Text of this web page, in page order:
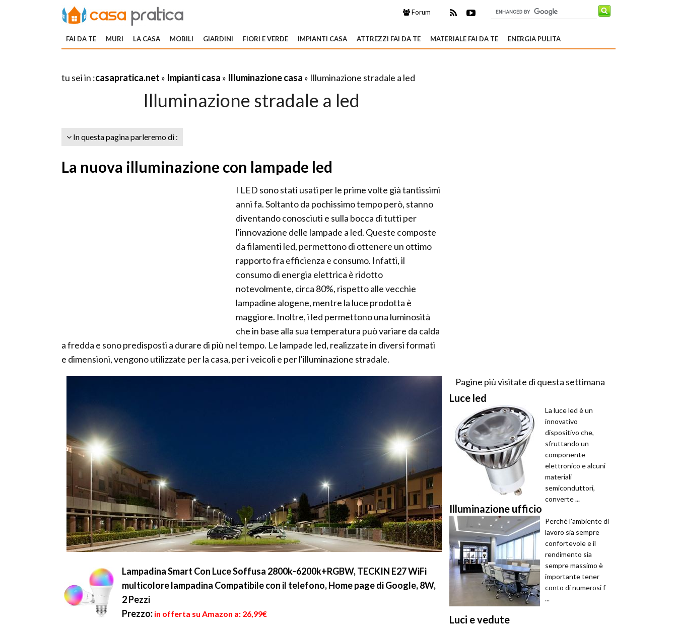
Forum
FAI DA TE MURI LA CASA MOBILI GIARDINI FIORI E VERDE IMPIANTI CASA ATTREZZI FAI DA TE MATERIALE FAI DA TE ENERGIA PULITA
tu sei in :casapratica.net » Impianti casa » Illuminazione casa » Illuminazione stradale a led
Illuminazione stradale a led
In questa pagina parleremo di :
La nuova illuminazione con lampade led
I LED sono stati usati per le prime volte già tantissimi
anni fa. Soltanto da pochissimo tempo però, stanno
diventando conosciuti e sulla bocca di tutti per
l'innovazione delle lampade a led. Queste composte
da filamenti led, permettono di ottenere un ottimo
rapporto fra efficienza e consumo. Infatti, il
consumo di energia elettrica è ridotto
notevolmente, circa 80%, rispetto alle vecchie
lampadine alogene, mentre la luce prodotta è
maggiore. Inoltre, i led permettono una luminosità
che in base alla sua temperatura può variare da calda
a fredda e sono predisposti a durare di più nel tempo. Le lampade led, realizzate in diversi formati
e dimensioni, vengono utilizzate per la casa, per i veicoli e per l'illuminazione stradale.
Lampadina Smart Con Luce Soffusa 2800k-6200k+RGBW, TECKIN E27 WiFi
multicolore lampadina Compatibile con il telefono, Home page di Google, 8W,
2 Pezzi
Prezzo: in offerta su Amazon a: 26,99€
Pagine più visitate di questa settimana
Luce led
La luce led è un
innovativo
dispositivo che,
sfruttando un
componente
elettronico e alcuni
materiali
semiconduttori,
converte ...
Illuminazione ufficio
Perché l'ambiente di
lavoro sia sempre
confortevole e il
rendimento sia
sempre massimo è
importante tener
conto di numerosi f
...
Luci e vedute